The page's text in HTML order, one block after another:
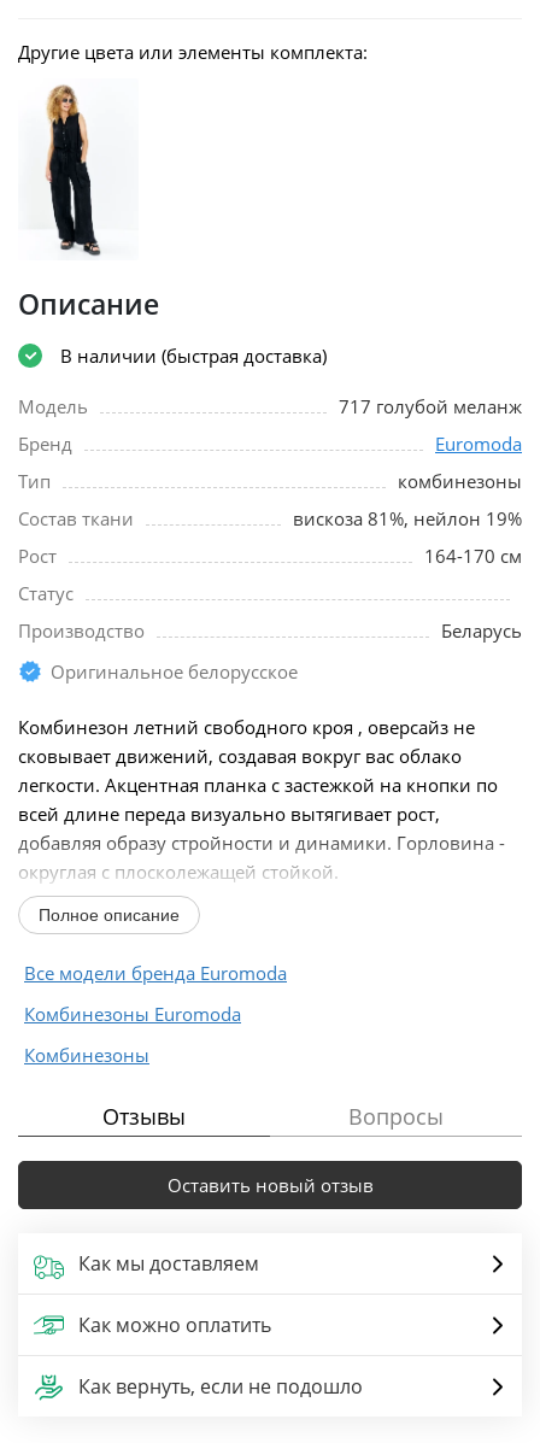
Другие цвета или элементы комплекта:
Описание
В наличии (быстрая доставка)
Модель
717 голубой меланж
Бренд
Euromoda
Тип
комбинезоны
Состав ткани
вискоза 81%, нейлон 19%
Рост
164-170 см
Статус
Производство
Беларусь
Оригинальное белорусское
Комбинезон летний свободного кроя , оверсайз не
сковывает движений, создавая вокруг вас облако
легкости. Акцентная планка с застежкой на кнопки по
всей длине переда визуально вытягивает рост,
добавляя образу стройности и динамики. Горловина -
округлая с плосколежащей стойкой.
Массивные...
Полное описание
Все модели бренда Euromoda
Комбинезоны Euromoda
Комбинезоны
Отзывы Вопросы
Оставить новый отзыв
Как мы доставляем
Как можно оплатить
Как вернуть, если не подошло